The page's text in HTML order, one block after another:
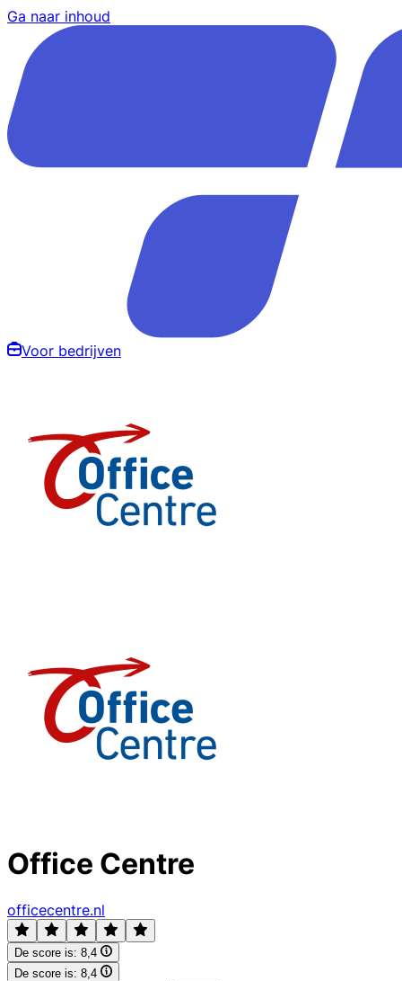
Ga naar inhoud
Voor bedrijven
Office Centre
officecentre.nl
De score is: 8,4
De score is: 8,4